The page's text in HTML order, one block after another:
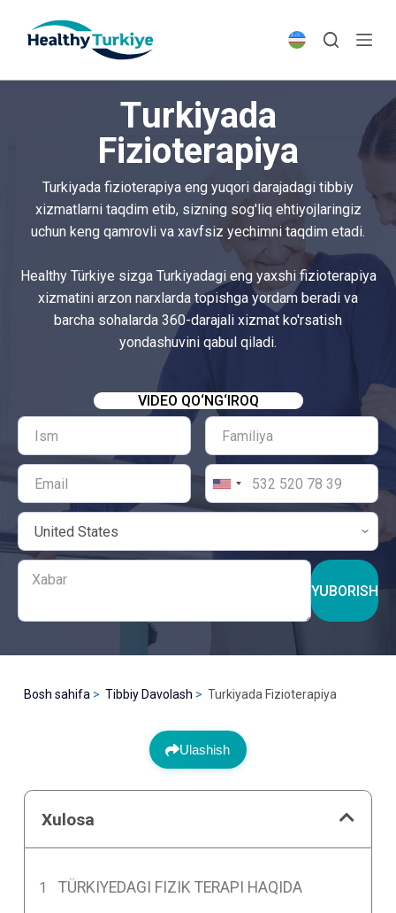
p
t
Turkiyada
Fizioterapiya
Turkiyada fizioterapiya eng yuqori darajadagi tibbiy
xizmatlarni taqdim etib, sizning sog'liq ehtiyojlaringiz
uchun keng qamrovli va xavfsiz yechimni taqdim etadi.
Healthy Türkiye sizga Turkiyadagi eng yaxshi fizioterapiya
xizmatini arzon narxlarda topishga yordam beradi va
barcha sohalarda 360-darajali xizmat ko'rsatish
yondashuvini qabul qiladi.
VIDEO QO‘NG‘IROQ
YUBORISH
Bosh sahifa Tibbiy Davolash Turkiyada Fizioterapiya
Ulashish
Xulosa
TÜRKIYEDAGI FIZIK TERAPI HAQIDA